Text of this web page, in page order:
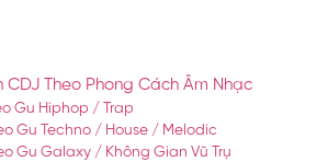
CDJ Theo Phong Cách Âm Nhạc
Gu Hiphop / Trap
Gu Techno / House / Melodic
Gu Galaxy / Không Gian Vũ Trụ